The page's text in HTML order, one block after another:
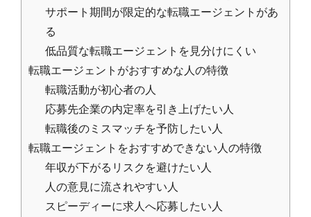
サポート期間が限定的な転職エージェントがあ
る
低品質な転職エージェントを見分けにくい
転職エージェントがおすすめな人の特徴
転職活動が初心者の人
応募先企業の内定率を引き上げたい人
転職後のミスマッチを予防したい人
転職エージェントをおすすめできない人の特徴
年収が下がるリスクを避けたい人
人の意見に流されやすい人
スピーディーに求人へ応募したい人